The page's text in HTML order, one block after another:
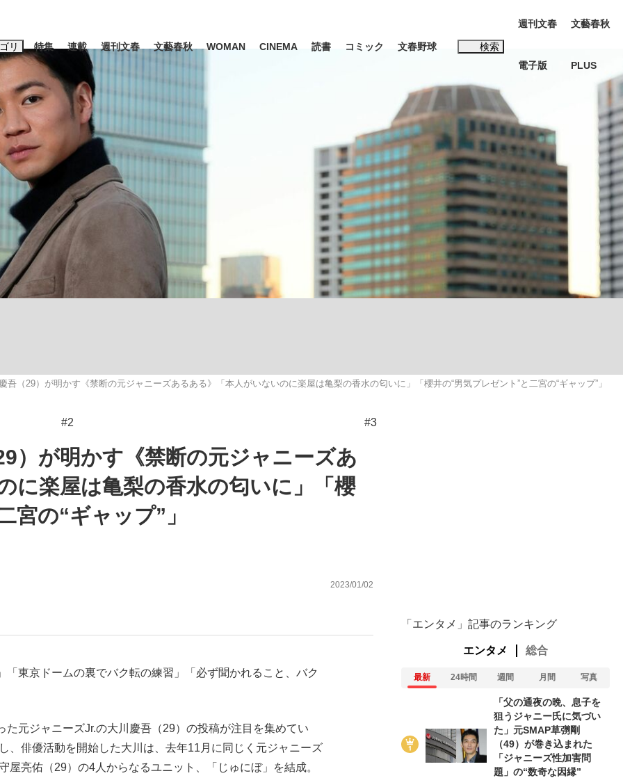
リ
エンタメ
明かした日本代表監督に... 「最悪の空気のまま解散」WBC日本代表“敗戦”の真実 選手が明かす...
特集
観る将棋、読む将棋
連載 週刊文春 文藝春秋 WOMAN CINEMA 読書 コミック 文春野球 検索
ワードタグ一覧
凌輝 #高市早苗 #後藤真希
#松田聖子
亀和田武
週刊文春
電子版
文藝春秋
PLUS
吾（29）が明かす《禁断の元ジャニーズあるある》「本人がいないのに楽屋は亀梨の香水の匂いに」「櫻井の“男気プレゼント”と二宮の“ギャップ”」
#2 #3
）が明かす《禁断の元ジャニーズあ
に楽屋は亀梨の香水の匂いに」「櫻
宮の“ギャップ”」
2023/01/02
東京ドームの裏でバク転の練習」「必ず聞かれること、バク
元ジャニーズJr.の大川慶吾（29）の投稿が注目を集めてい
、俳優活動を開始した大川は、去年11月に同じく元ジャニーズ
屋亮佑（29）の4人からなるユニット、「じゅにぼ」を結成。
「エンタメ」記事のランキング
エンタメ 総合
最新 24時間 週間 月間 写真
「父の通夜の晩、息子を
狙うジャニー氏に気づい
た」元SMAP草彅剛
（49）が巻き込まれた
「ジャニーズ性加害問
題」の“数奇な因縁”